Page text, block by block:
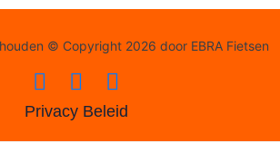
© Copyright 2026 door EBRA Fietsen
Privacy Beleid